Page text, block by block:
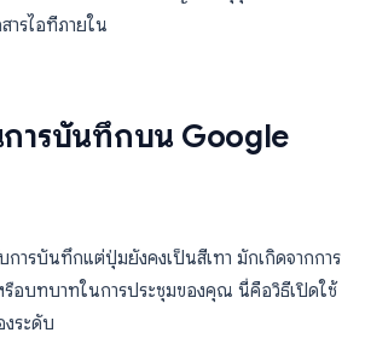
ารไอทีภายใน
การบันทึกบน Google
ารบันทึกแต่ปุ่มยังคงเป็นสีเทา มักเกิดจากการ
อบทบาทในการประชุมของคุณ นี่คือวิธีเปิดใช้
ระดับ